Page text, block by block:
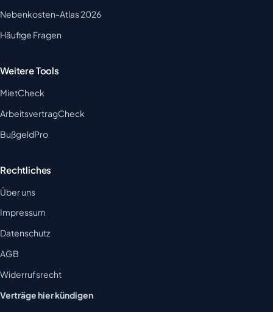
Nebenkosten-Atlas 2026
Häufige Fragen
Weitere Tools
MietCheck
ArbeitsvertragCheck
BußgeldPro
Rechtliches
Über uns
Impressum
Datenschutz
AGB
Widerrufsrecht
Verträge hier kündigen